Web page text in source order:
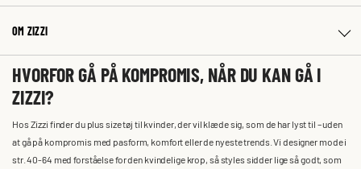
OM ZIZZI
HVORFOR GÅ PÅ KOMPROMIS, NÅR DU KAN GÅ I
ZIZZI?
Hos Zizzi finder du plus size tøj til kvinder, der vil klæde sig, som de har lyst til – uden
at gå på kompromis med pasform, komfort eller de nyeste trends. Vi designer mode i
str. 40-64 med forståelse for den kvindelige krop, så styles sidder lige så godt, som